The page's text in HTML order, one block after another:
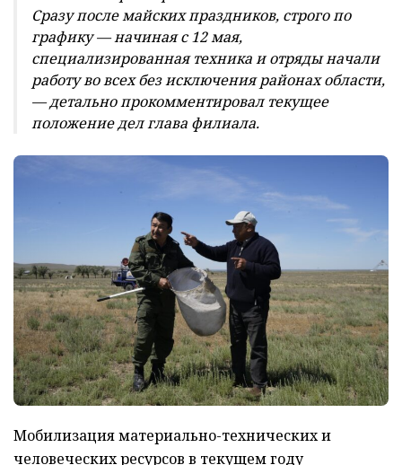
Сразу после майских праздников, строго по
графику — начиная с 12 мая,
специализированная техника и отряды начали
работу во всех без исключения районах области,
— детально прокомментировал текущее
положение дел глава филиала.
Мобилизация материально-технических и
человеческих ресурсов в текущем году